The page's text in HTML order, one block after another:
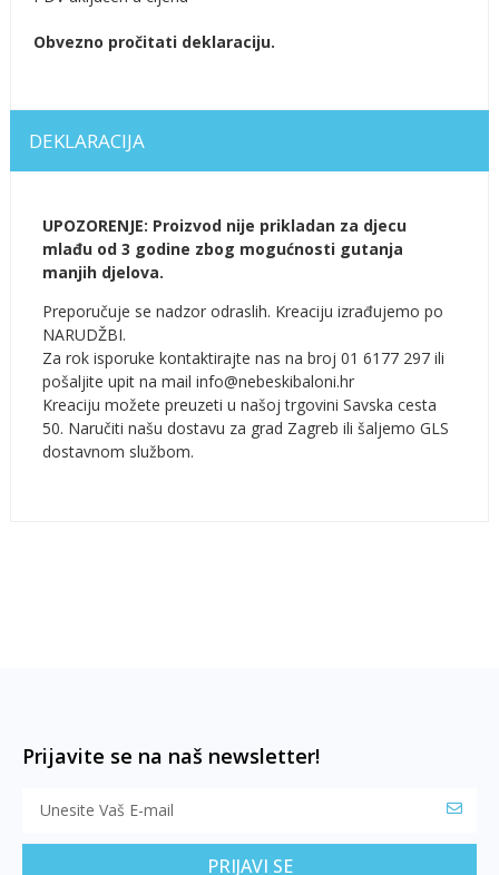
Obvezno pročitati deklaraciju.
DEKLARACIJA
UPOZORENJE: Proizvod nije prikladan za djecu
mlađu od 3 godine zbog mogućnosti gutanja
manjih djelova.
Preporučuje se nadzor odraslih. Kreaciju izrađujemo po
NARUDŽBI.
Za rok isporuke kontaktirajte nas na broj 01 6177 297 ili
pošaljite upit na mail info@nebeskibaloni.hr
Kreaciju možete preuzeti u našoj trgovini Savska cesta
50. Naručiti našu dostavu za grad Zagreb ili šaljemo GLS
dostavnom službom.
Prijavite se na naš newsletter!
PRIJAVI SE